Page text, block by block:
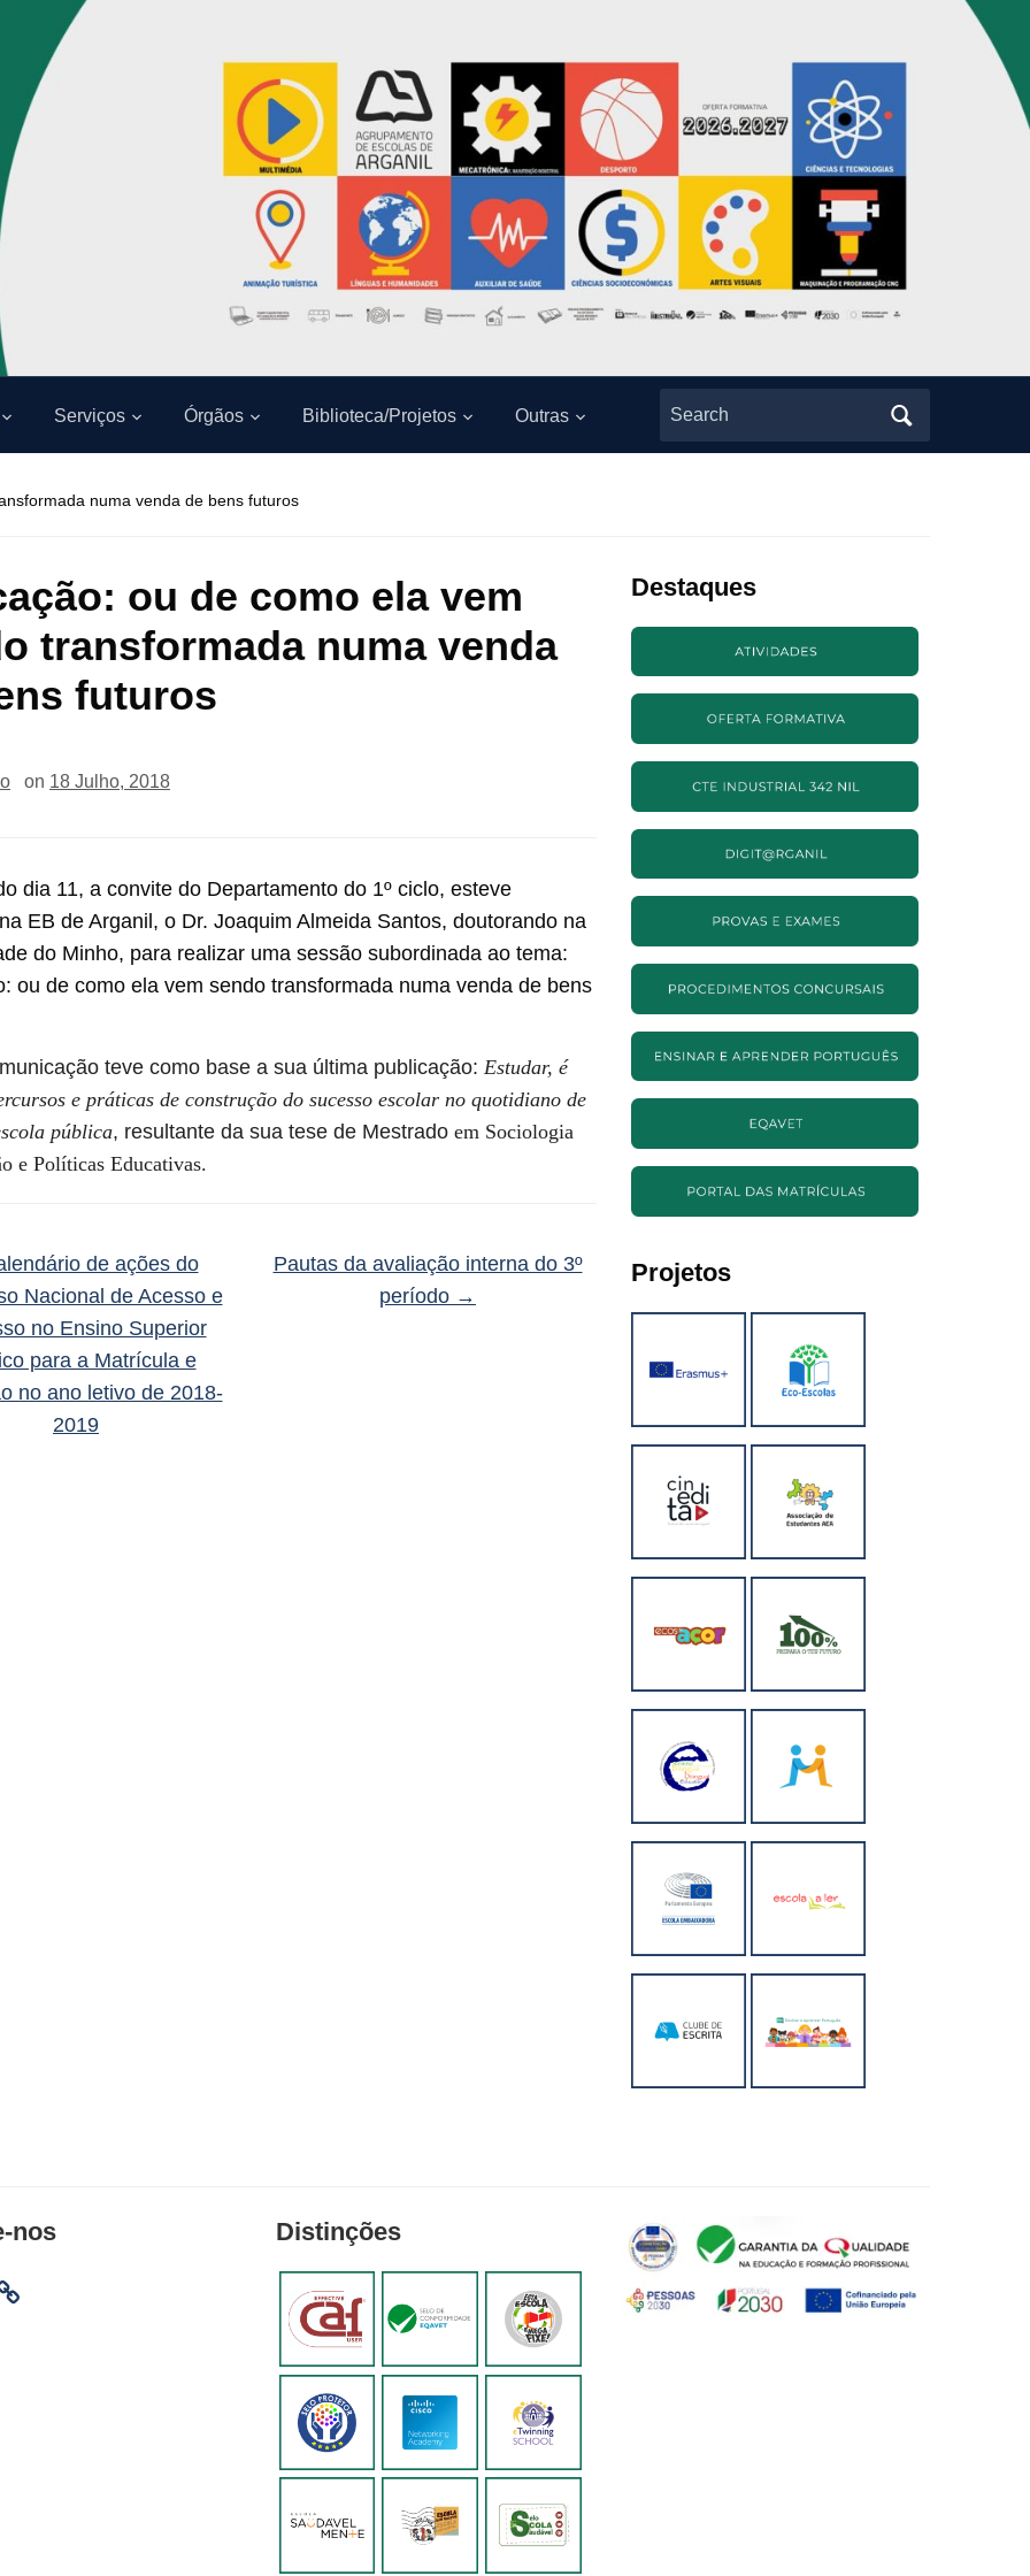
Serviços Órgãos Biblioteca/Projetos Outras
Search
for:
numa venda de bens futuros
ou de como ela vem
transformada numa venda
futuros
on 18 Julho, 2018
dia 11, a convite do Departamento do 1º ciclo, esteve
EB de Arganil, o Dr. Joaquim Almeida Santos, doutorando na
do Minho, para realizar uma sessão subordinada ao tema:
ou de como ela vem sendo transformada numa venda de bens
teve como base a sua última publicação: Estudar, é
e práticas de construção do sucesso escolar no quotidiano de
pública, resultante da sua tese de Mestrado em Sociologia
e Políticas Educativas.
de ações do
Nacional de Acesso e
no Ensino Superior
para a Matrícula e
no ano letivo de 2018-
2019
Pautas da avaliação interna do 3º
período →
Destaques
Projetos
nos Distinções